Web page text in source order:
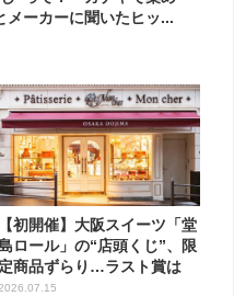
ーカーに聞いたヒッ...
【初開催】大阪スイーツ「堂
ロール」の“店頭くじ”、限
定商品ずらり…ラスト賞は
...